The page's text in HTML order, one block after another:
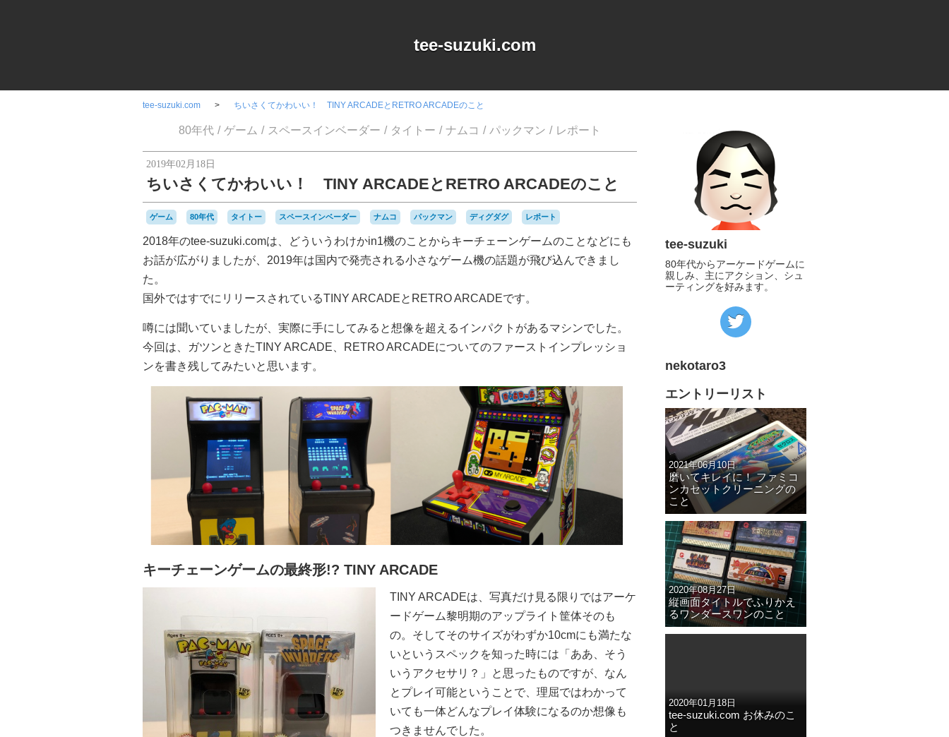
tee-suzuki.com
tee-suzuki.com ちいさくてかわいい！ TINY ARCADEとRETRO ARCADEのこと
80年代 ゲーム スペースインベーダー タイトー ナムコ パックマン レポート
2019年02月18日
ちいさくてかわいい！ TINY ARCADEとRETRO ARCADEのこと
ゲーム 80年代 タイトー スペースインベーダー ナムコ パックマン ディグダグ レポート
2018年のtee-suzuki.comは、どういうわけかin1機のことからキーチェーンゲームのことなどにも
お話が広がりましたが、2019年は国内で発売される小さなゲーム機の話題が飛び込んできまし
た。
国外ではすでにリリースされているTINY ARCADEとRETRO ARCADEです。
噂には聞いていましたが、実際に手にしてみると想像を超えるインパクトがあるマシンでした。
今回は、ガツンときたTINY ARCADE、RETRO ARCADEについてのファーストインプレッショ
ンを書き残してみたいと思います。
キーチェーンゲームの最終形!? TINY ARCADE
TINY ARCADEは、写真だけ見る限りではアーケ
ードゲーム黎明期のアップライト筐体そのも
の。そしてそのサイズがわずか10cmにも満たな
いというスペックを知った時には「ああ、そう
いうアクセサリ？」と思ったものですが、なん
とプレイ可能ということで、理屈ではわかって
いても一体どんなプレイ体験になるのか想像も
つきませんでした。
tee-suzuki
80年代からアーケードゲームに
親しみ、主にアクション、シュ
ーティングを好みます。
https://twitter.com/tee_suzuki
の
の
リ
ン
ク
nekotaro3
エントリーリスト
2021年06月10日
磨いてキレイに！ ファミコ
ンカセットクリーニングの
こと
2020年08月27日
縦画面タイトルでふりかえ
るワンダースワンのこと
2020年01月18日
tee-suzuki.com お休みのこ
と